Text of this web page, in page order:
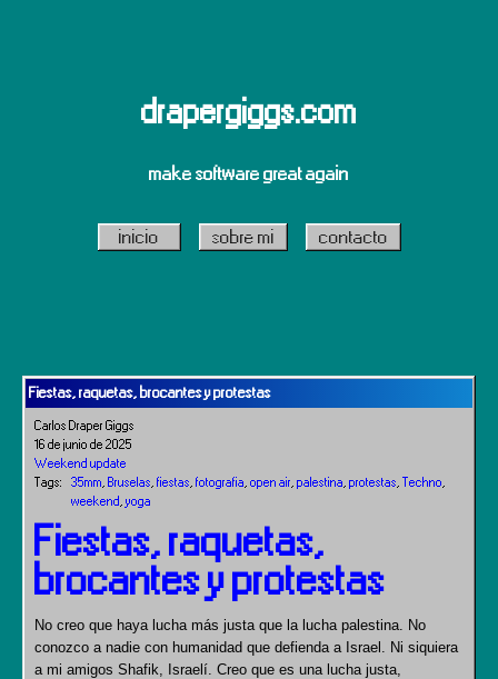
drapergiggs.com
make software great again
inicio sobre mi contacto
Fiestas, raquetas, brocantes y protestas
Carlos Draper Giggs
16 de junio de 2025
Weekend update
Tags:
35mm Bruselas fiestas fotografia open air palestina protestas Techno
weekend yoga
Fiestas, raquetas,
brocantes y protestas
No creo que haya lucha más justa que la lucha palestina. No
conozco a nadie con humanidad que defienda a Israel. Ni siquiera
a mi amigos Shafik, Israelí. Creo que es una lucha justa,